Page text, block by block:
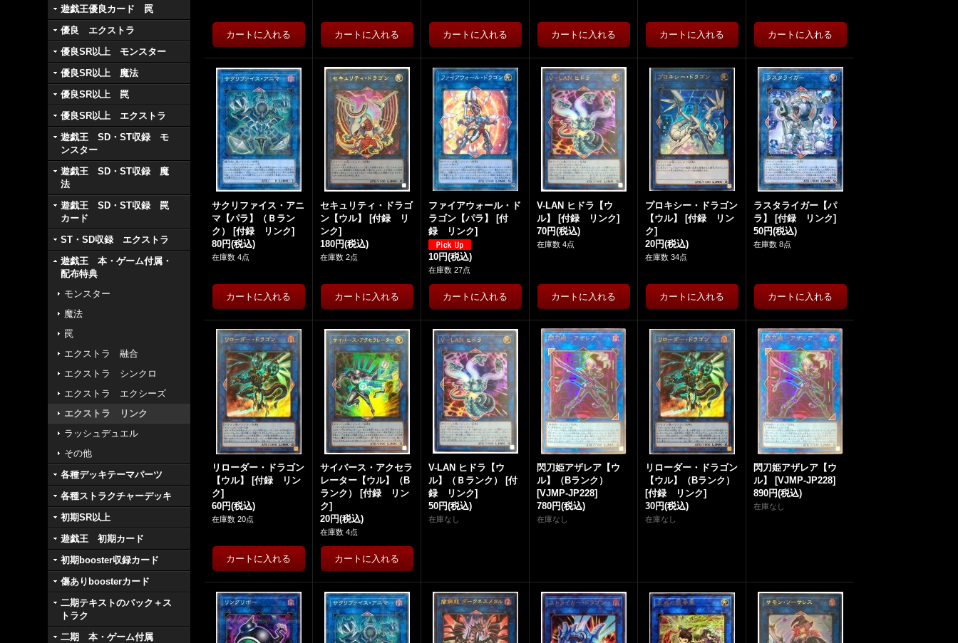
遊戯王優良カード 罠
優良 エクストラ
優良SR以上 モンスター
優良SR以上 魔法
優良SR以上 罠
優良SR以上 エクストラ
遊戯王 SD・ST収録 モ
ンスター
遊戯王 SD・ST収録 魔
法
遊戯王 SD・ST収録 罠
カード
ST・SD収録 エクストラ
遊戯王 本・ゲーム付属・
配布特典
モンスター
魔法
罠
エクストラ 融合
エクストラ シンクロ
エクストラ エクシーズ
エクストラ リンク
ラッシュデュエル
その他
各種デッキテーマパーツ
各種ストラクチャーデッキ
初期SR以上
遊戯王 初期カード
初期booster収録カード
傷ありboosterカード
二期テキストのパック＋ス
トラク
二期 本・ゲーム付属
サクリファイス・アニ
マ【パラ】（Ｂラン
ク）
[付録 リンク]
80円(税込)
在庫数 4点
セキュリティ・ドラゴ
ン【ウル】
[付録 リ
ンク]
180円(税込)
在庫数 2点
ファイアウォール・ド
ラゴン【パラ】
[付
録 リンク]
10円(税込)
在庫数 27点
V-LAN ヒドラ【ウ
ル】
[付録 リンク]
70円(税込)
在庫数 4点
プロキシー・ドラゴン
【ウル】
[付録 リン
ク]
20円(税込)
在庫数 34点
ラスタライガー【パ
ラ】
[付録 リンク]
50円(税込)
在庫数 8点
リローダー・ドラゴン
【ウル】
[付録 リン
ク]
60円(税込)
在庫数 20点
サイバース・アクセラ
レーター【ウル】（B
ランク）
[付録 リン
ク]
20円(税込)
在庫数 4点
V-LAN ヒドラ【ウ
ル】（Ｂランク）
[付
録 リンク]
50円(税込)
在庫なし
閃刀姫アザレア【ウ
ル】（Bランク）
[VJMP-JP228]
780円(税込)
在庫なし
リローダー・ドラゴン
【ウル】（Bランク）
[付録 リンク]
30円(税込)
在庫なし
閃刀姫アザレア【ウ
ル】
[VJMP-JP228]
890円(税込)
在庫なし